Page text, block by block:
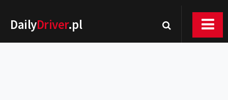
DailyDriver.pl